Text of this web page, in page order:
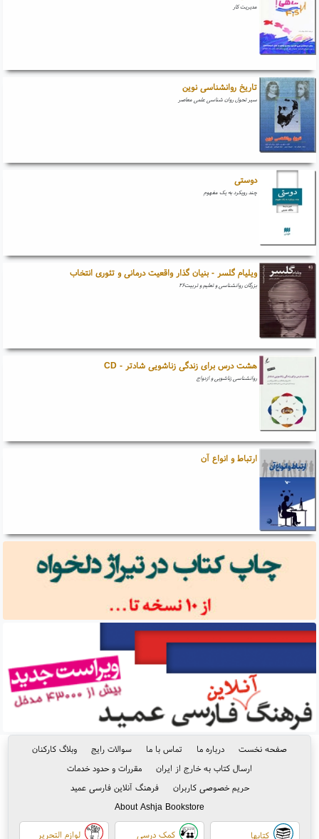
مدیریت کار
تاریخ روانشناسی نوین
سیر تحول روان شناسی علمی معاصر
دوستی
چند رویکرد به یک مفهوم
ویلیام گلسر - بنیان گذار واقعیت درمانی و تئوری انتخاب
بزرگان روانشناسی و تعلیم و تربیت۲۶
هشت درس برای زندگی زناشویی شادتر - CD
روانشناسی زناشویی و ازدواج
ارتباط و انواع آن
صفحه نخست درباره ما تماس با ما سوالات رایج
وبلاگ کارکنان
ارسال کتاب به خارج از ایران
مقررات و حدود خدمات
حریم خصوصی کاربران
فرهنگ آنلاین فارسی عمید
About Ashja Bookstore
کتابها کمک درسی لوازم التحریر